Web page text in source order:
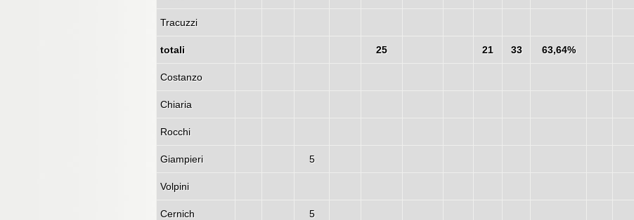
Tracuzzi
totali 25 21 33 63,64%
Costanzo
Chiaria
Rocchi
Giampieri 5
Volpini
Cernich 5